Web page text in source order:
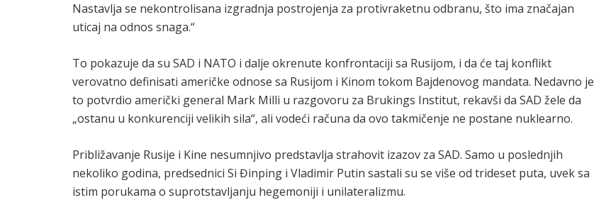
Nastavlja se nekontrolisana izgradnja postrojenja za protivraketnu odbranu, što ima značajan
uticaj na odnos snaga.“
To pokazuje da su SAD i NATO i dalje okrenute konfrontaciji sa Rusijom, i da će taj konflikt
verovatno definisati američke odnose sa Rusijom i Kinom tokom Bajdenovog mandata. Nedavno je
to potvrdio američki general Mark Milli u razgovoru za Brukings Institut, rekavši da SAD žele da
„ostanu u konkurenciji velikih sila“, ali vodeći računa da ovo takmičenje ne postane nuklearno.
Približavanje Rusije i Kine nesumnjivo predstavlja strahovit izazov za SAD. Samo u poslednjih
nekoliko godina, predsednici Si Đinping i Vladimir Putin sastali su se više od trideset puta, uvek sa
istim porukama o suprotstavljanju hegemoniji i unilateralizmu.